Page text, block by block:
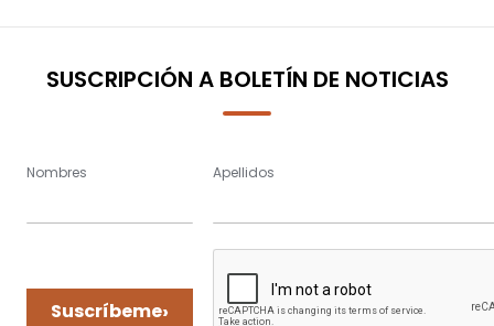
SUSCRIPCIÓN A BOLETÍN DE NOTICIAS
Nombres Apellidos
Suscríbeme›